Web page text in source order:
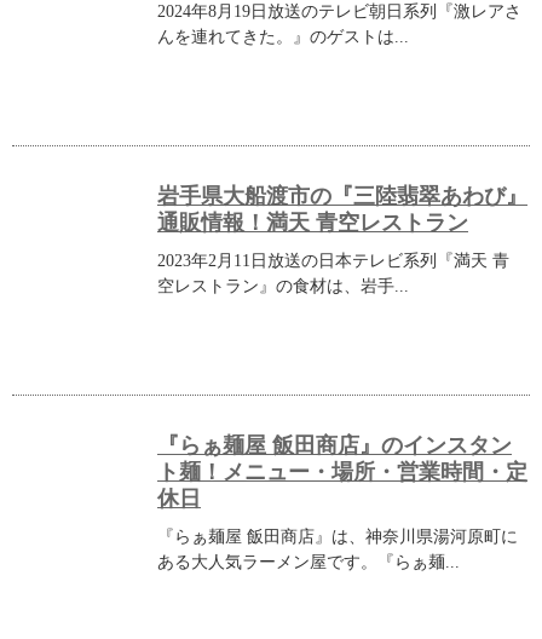
2024年8月19日放送のテレビ朝日系列『激レアさ
んを連れてきた。』のゲストは...
岩手県大船渡市の『三陸翡翠あわび』
通販情報！満天 青空レストラン
2023年2月11日放送の日本テレビ系列『満天 青
空レストラン』の食材は、岩手...
『らぁ麺屋 飯田商店』のインスタン
ト麺！メニュー・場所・営業時間・定
休日
『らぁ麺屋 飯田商店』は、神奈川県湯河原町に
ある大人気ラーメン屋です。『らぁ麺...